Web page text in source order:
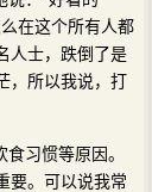
在这个所有人都
人士，跌倒了是
，所以我说，打
习惯等原因。
要。可以说我常